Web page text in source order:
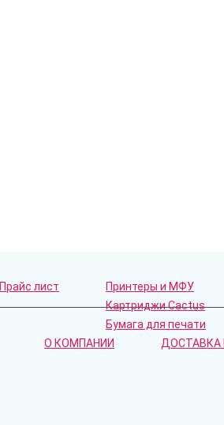
Прайс лист Принтеры и МФУ
Картриджи Cactus
Бумага для печати
О КОМПАНИИ
ДОСТАВКА